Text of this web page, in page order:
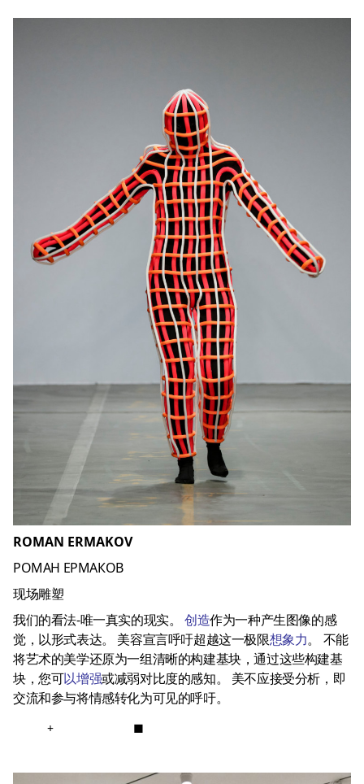
ROMAN ERMAKOV
РОМАН ЕРМАКОВ
现场雕塑
我们的看法-唯一真实的现实。 创造作为一种产生图像的感
觉，以形式表达。 美容宣言呼吁超越这一极限想象力。 不能
将艺术的美学还原为一组清晰的构建基块，通过这些构建基
块，您可以增强或减弱对比度的感知。 美不应接受分析，即
交流和参与将情感转化为可见的呼吁。
+ ■